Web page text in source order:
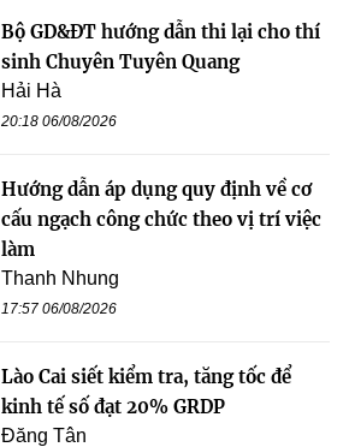
Bộ GD&ĐT hướng dẫn thi lại cho thí
sinh Chuyên Tuyên Quang
Hải Hà
20:18 06/08/2026
Hướng dẫn áp dụng quy định về cơ
cấu ngạch công chức theo vị trí việc
làm
Thanh Nhung
17:57 06/08/2026
Lào Cai siết kiểm tra, tăng tốc để
kinh tế số đạt 20% GRDP
Đăng Tân